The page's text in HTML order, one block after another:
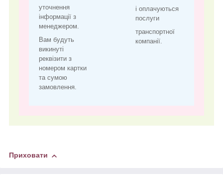
уточнення
інформації з
менеджером.
Вам будуть
викинуті
реквізити з
номером картки
та сумою
замовлення.
і оплачуються
послуги
транспортної
компанії.
Приховати